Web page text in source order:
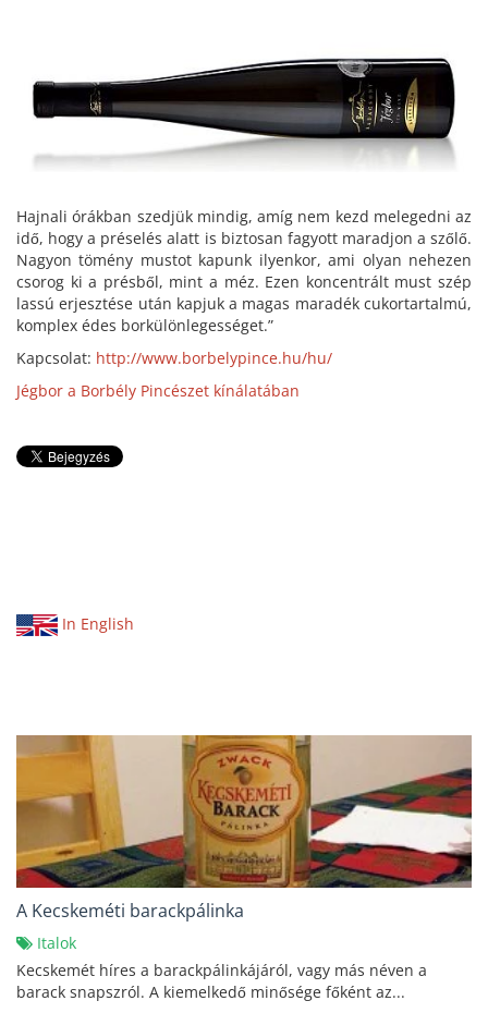
Hajnali órákban szedjük mindig, amíg nem kezd melegedni az
idő, hogy a préselés alatt is biztosan fagyott maradjon a szőlő.
Nagyon tömény mustot kapunk ilyenkor, ami olyan nehezen
csorog ki a présből, mint a méz. Ezen koncentrált must szép
lassú erjesztése után kapjuk a magas maradék cukortartalmú,
komplex édes borkülönlegességet.”
Kapcsolat: http://www.borbelypince.hu/hu/
Jégbor a Borbély Pincészet kínálatában
In English
A Kecskeméti barackpálinka
Italok
Kecskemét híres a barackpálinkájáról, vagy más néven a
barack snapszról. A kiemelkedő minősége főként az...